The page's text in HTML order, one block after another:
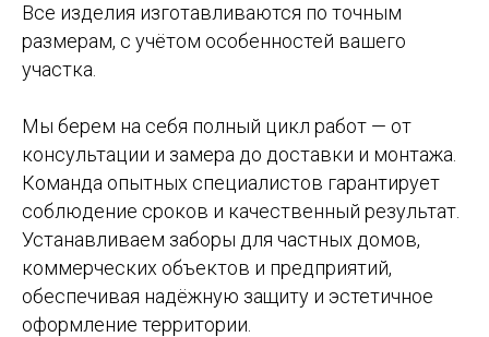
Все изделия изготавливаются по точным
размерам, с учётом особенностей вашего
участка.
Мы берем на себя полный цикл работ — от
консультации и замера до доставки и монтажа.
Команда опытных специалистов гарантирует
соблюдение сроков и качественный результат.
Устанавливаем заборы для частных домов,
коммерческих объектов и предприятий,
обеспечивая надёжную защиту и эстетичное
оформление территории.